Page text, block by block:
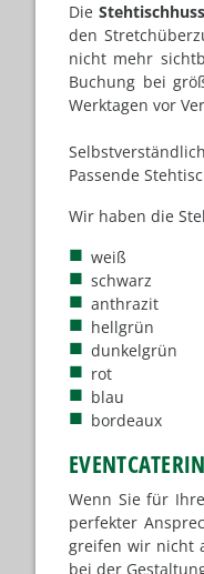
Die
den
nicht mehr
Buchung bei
Werktagen vor
Passende
Wir haben die
weiß
schwarz
anthrazit
hellgrün
dunkelgrün
rot
blau
bordeaux
Wenn Sie für
perfekter
greifen wir nicht
bei der